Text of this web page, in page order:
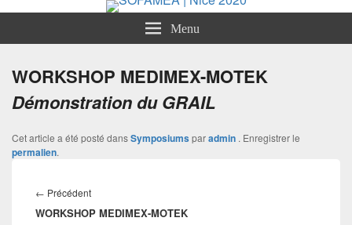
SOFAMEA | Nice 2020
Menu
WORKSHOP MEDIMEX-MOTEK
Démonstration du GRAIL
Cet article a été posté dansSymposiums paradmin . Enregistrer le
permalien.
de
l’article
← Précédent
précédent :
WORKSHOP MEDIMEX-MOTEK